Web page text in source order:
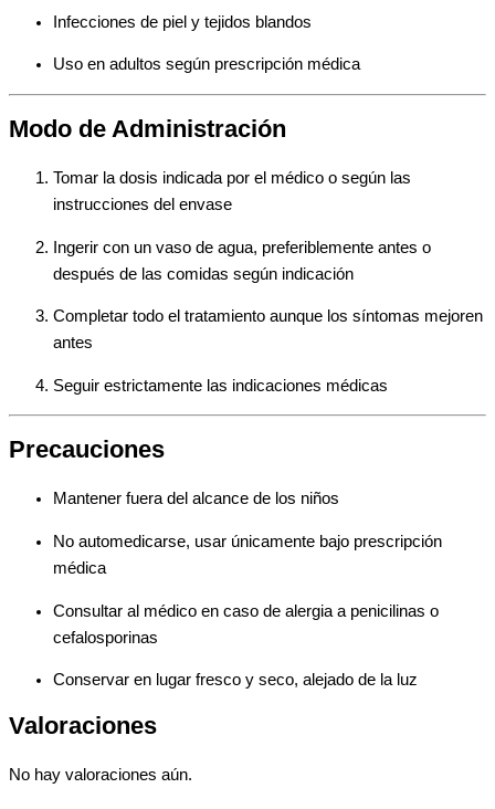
Infecciones de piel y tejidos blandos
Uso en adultos según prescripción médica
Modo de Administración
Tomar la dosis indicada por el médico o según las
instrucciones del envase
Ingerir con un vaso de agua, preferiblemente antes o
después de las comidas según indicación
Completar todo el tratamiento aunque los síntomas mejoren
antes
Seguir estrictamente las indicaciones médicas
Precauciones
Mantener fuera del alcance de los niños
No automedicarse, usar únicamente bajo prescripción
médica
Consultar al médico en caso de alergia a penicilinas o
cefalosporinas
Conservar en lugar fresco y seco, alejado de la luz
Valoraciones
No hay valoraciones aún.